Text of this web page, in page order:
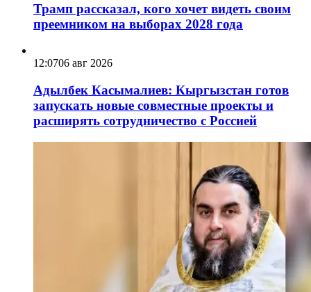
Трамп рассказал, кого хочет видеть своим
преемником на выборах 2028 года
12:0706 авг 2026
Адылбек Касымалиев: Кыргызстан готов
запускать новые совместные проекты и
расширять сотрудничество с Россией